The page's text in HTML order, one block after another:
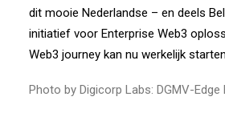
dit mooie Nederlandse – en deels
initiatief voor Enterprise Web3
Web3 journey kan nu werkelijk
Photo by Digicorp Labs: DGMV-Edge